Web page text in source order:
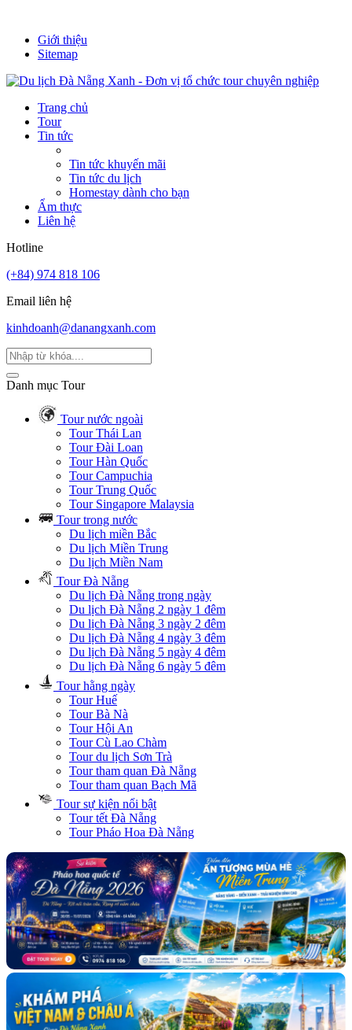
Giới thiệu
Sitemap
Trang chủ
Tour
Tin tức
Tin tức khuyến mãi
Tin tức du lịch
Homestay dành cho bạn
Ẩm thực
Liên hệ
Hotline
(+84) 974 818 106
Email liên hệ
kinhdoanh@danangxanh.com
Danh mục Tour
Tour nước ngoài
Tour Thái Lan
Tour Đài Loan
Tour Hàn Quốc
Tour Campuchia
Tour Trung Quốc
Tour Singapore Malaysia
Tour trong nước
Du lịch miền Bắc
Du lịch Miền Trung
Du lịch Miền Nam
Tour Đà Nẵng
Du lịch Đà Nẵng trong ngày
Du lịch Đà Nẵng 2 ngày 1 đêm
Du lịch Đà Nẵng 3 ngày 2 đêm
Du lịch Đà Nẵng 4 ngày 3 đêm
Du lịch Đà Nẵng 5 ngày 4 đêm
Du lịch Đà Nẵng 6 ngày 5 đêm
Tour hằng ngày
Tour Huế
Tour Bà Nà
Tour Hội An
Tour Cù Lao Chàm
Tour du lịch Sơn Trà
Tour tham quan Đà Nẵng
Tour tham quan Bạch Mã
Tour sự kiện nổi bật
Tour tết Đà Nẵng
Tour Pháo Hoa Đà Nẵng